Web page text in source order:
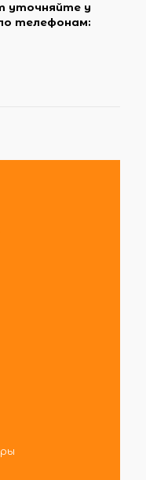
уточняйте у
телефонам: